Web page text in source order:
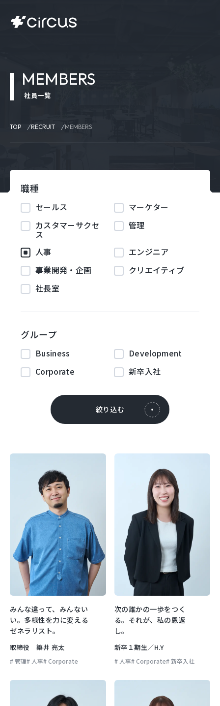
MEMBERS
社員一覧
TOP RECRUIT MEMBERS
職種
セールス
マーケター
カスタマーサクセ
ス
管理
人事
エンジニア
事業開発・企画
クリエイティブ
社長室
グループ
Business
Development
Corporate
新卒入社
絞り込む
みんな違って、みんない
い。多様性を力に変える
ゼネラリスト。
取締役 築井 亮太
管理 人事 Corporate
次の誰かの一歩をつく
る。それが、私の恩返
し。
新卒１期生／H.Y
人事 Corporate 新卒入社